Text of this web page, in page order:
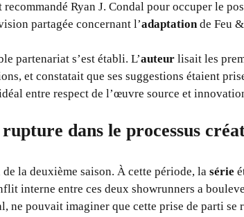
Ryan J. Condal pour occuper le
partagée concernant l’adaptation de Feu
partenariat s’est établi. L’auteur lisait les
et constatait que ses suggestions étaient
entre respect de l’œuvre source et
dans le processus
la deuxième saison. À cette période, la série
interne entre ces deux showrunners a
ne pouvait imaginer que cette prise de parti se